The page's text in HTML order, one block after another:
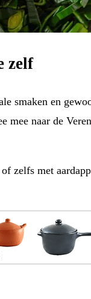
zelf
smaken en
naar de
zelfs met